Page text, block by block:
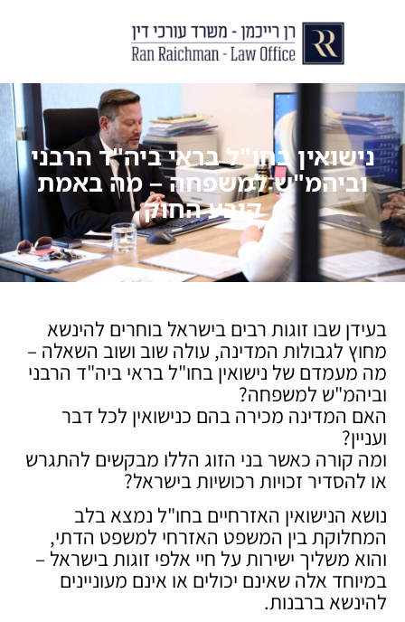
נישואין בחו"ל בראי ביה"ד הרבני
וביהמ"ש למשפחה – מה באמת
קובע החוק
בעידן שבו זוגות רבים בישראל בוחרים להינשא
מחוץ לגבולות המדינה, עולה שוב ושוב השאלה –
מה מעמדם של נישואין בחו"ל בראי ביה"ד הרבני
וביהמ"ש למשפחה?
האם המדינה מכירה בהם כנישואין לכל דבר
ועניין?
ומה קורה כאשר בני הזוג הללו מבקשים להתגרש
או להסדיר זכויות רכושיות בישראל?
נושא הנישואין האזרחיים בחו"ל נמצא בלב
המחלוקת בין המשפט האזרחי למשפט הדתי,
והוא משליך ישירות על חיי אלפי זוגות בישראל –
במיוחד אלה שאינם יכולים או אינם מעוניינים
להינשא ברבנות.